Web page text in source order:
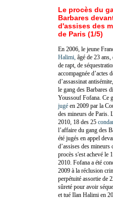
Le procès du
Barbares
d'assises des
de Paris (1/5)
En 2006, le jeune
Halimi, âgé de 23
de rapt, de
accompagnée d’actes
d’assassinat
le gang des Barbares
Youssouf Fofana. Ce
jugé en 2009 par la
des mineurs de Paris.
2010, 18 des 25
l’affaire du gang des
été jugés en appel
d’assises des mineurs
procès s'est achevé le
2010. Fofana a été c
2009 à la réclusion
perpétuité assortie de
sûreté pour avoir
et tué Ilan Halimi en